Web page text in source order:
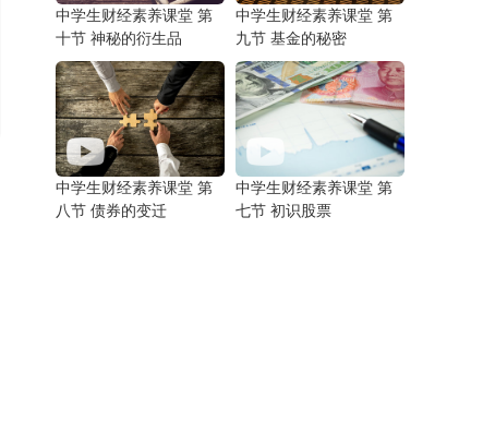
中学生财经素养课堂 第
十节 神秘的衍生品
中学生财经素养课堂 第
九节 基金的秘密
中学生财经素养课堂 第
八节 债券的变迁
中学生财经素养课堂 第
七节 初识股票